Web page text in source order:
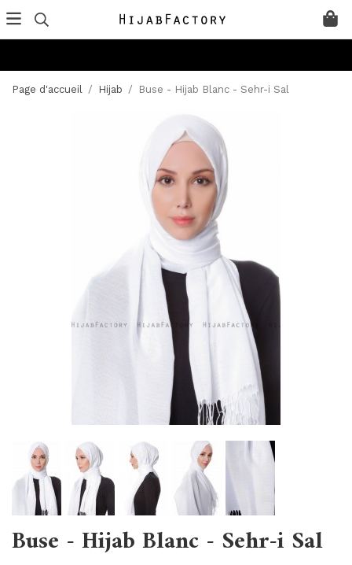
Page d'accueil / Hijab / Buse - Hijab Blanc - Sehr-i Sal
Buse - Hijab Blanc - Sehr-i Sal